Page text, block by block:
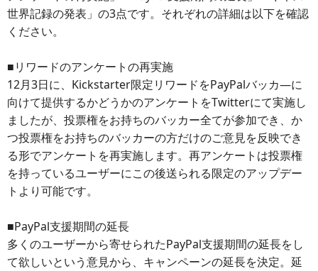
世界記録の発表」の3点です。それぞれの詳細は以下を確認
ください。
■リワードのアンケートの再実施
12月3日に、Kickstarter限定リワードをPayPalバッカ―に
向けて提供するかどうかのアンケートをTwitterにて実施し
ましたが、投票権をお持ちのバッカー全てが参加でき、か
つ投票権をお持ちのバッカーの方だけのご意見を反映でき
る形でアンケートを再実施します。再アンケートは投票権
を持っているユーザーにこの後送られる限定のアップデー
トより可能です。
■PayPal支援期間の延長
多くのユーザーから寄せられたPayPal支援期間の延長をし
て欲しいという意見から、キャンペーンの延長を決定。延